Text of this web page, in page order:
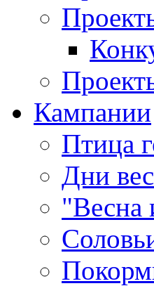
Кампании
Птица
Дни
"Весна